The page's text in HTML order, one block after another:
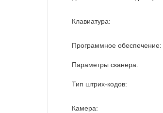
Клавиатура:
Программное обеспечение:
Параметры сканера:
Тип штрих-кодов:
Камера: